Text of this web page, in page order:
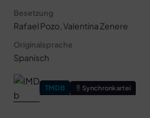
Besetzung
Rafael Pozo, Valentina Zenere
Originalsprache
Spanisch
TMDB Synchronkartei